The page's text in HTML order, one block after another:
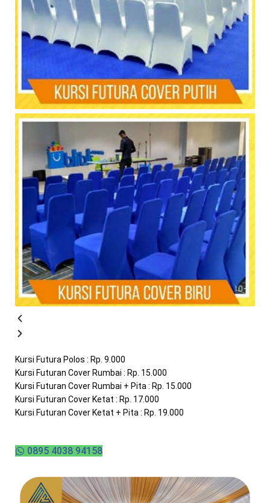
Kursi Futura Polos : Rp. 9.000
Kursi Futuran Cover Rumbai : Rp. 15.000
Kursi Futuran Cover Rumbai + Pita : Rp. 15.000
Kursi Futuran Cover Ketat : Rp. 17.000
Kursi Futuran Cover Ketat + Pita : Rp. 19.000
0895 4038 94158